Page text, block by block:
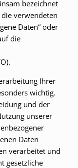
bezeichnet
verwendeten
Daten“ oder
die
Ihrer
wichtig.
und der
unserer
Daten
verarbeitet und
gesetzliche